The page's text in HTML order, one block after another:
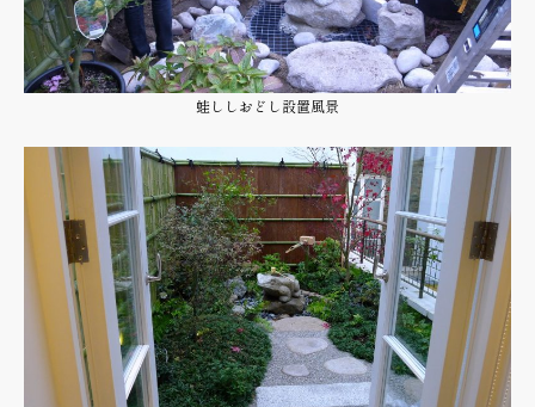
蛙ししおどし設置風景